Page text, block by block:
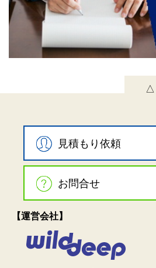
△
見積もり依頼
お問合せ
【運営会社】